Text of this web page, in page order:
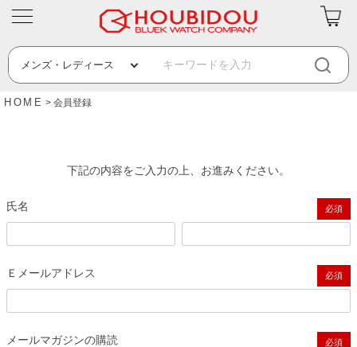
HOME 会員登録
下記の内容をご入力の上、お進みください。
氏名
Ｅメールアドレス
メールマガジンの購読